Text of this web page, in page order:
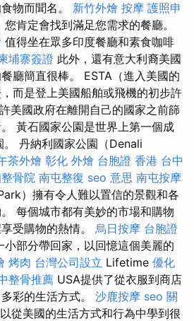
物而聞名。 新竹外燴 按摩 護照申
肯定會找到滿足您需求的餐廳。
值得坐在眾多印度餐廳和素食咖啡
埔寨簽證 此外，還有意大利裔美國
廳簡直很棒。 ESTA（進入美國的
而是登上美國船舶或飛機的初步許
美國政府在離開自己的國家之前篩
黃石國家公園是世界上第一個成
丹納利國家公園（Denali
茶外燴 彰化 外燴 台胞證 香港 台中
骨院 南屯整復 seo 意思 南屯按摩
）擁有令人難以置信的景觀和各
每個城市都有美妙的市場和購物
受購物的熱情。 烏日按摩 台胞證
小部分帶回家，以回憶這個美麗的
烤肉 台灣公司設立 Lifetime 優化
整骨推薦 USA提供了從衣服到商店
彩的生活方式。 沙鹿按摩 seo 關
從美國的生活方式和行為中學到很